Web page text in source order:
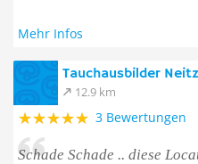
Mehr Infos
Tauchausbilder
12.9 km
3 Bewertungen
Schade Schade .. diese